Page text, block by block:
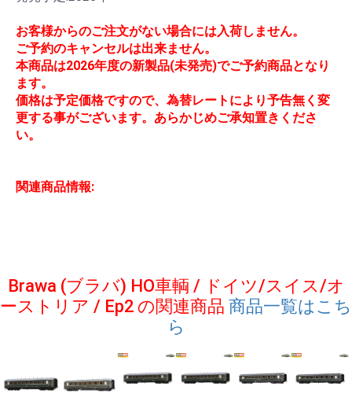
お客様からのご注文がない場合には入荷しません。
ご予約のキャンセルは出来ません。
本商品は2026年度の新製品(未発売)でご予約商品となり
ます。
価格は予定価格ですので、為替レートにより予告無く変
更する事がございます。あらかじめご承知置きくださ
い。
関連商品情報:
Brawa (ブラバ) HO車輌 / ドイツ/スイス/オ
ーストリア / Ep2 の関連商品 商品一覧はこち
ら